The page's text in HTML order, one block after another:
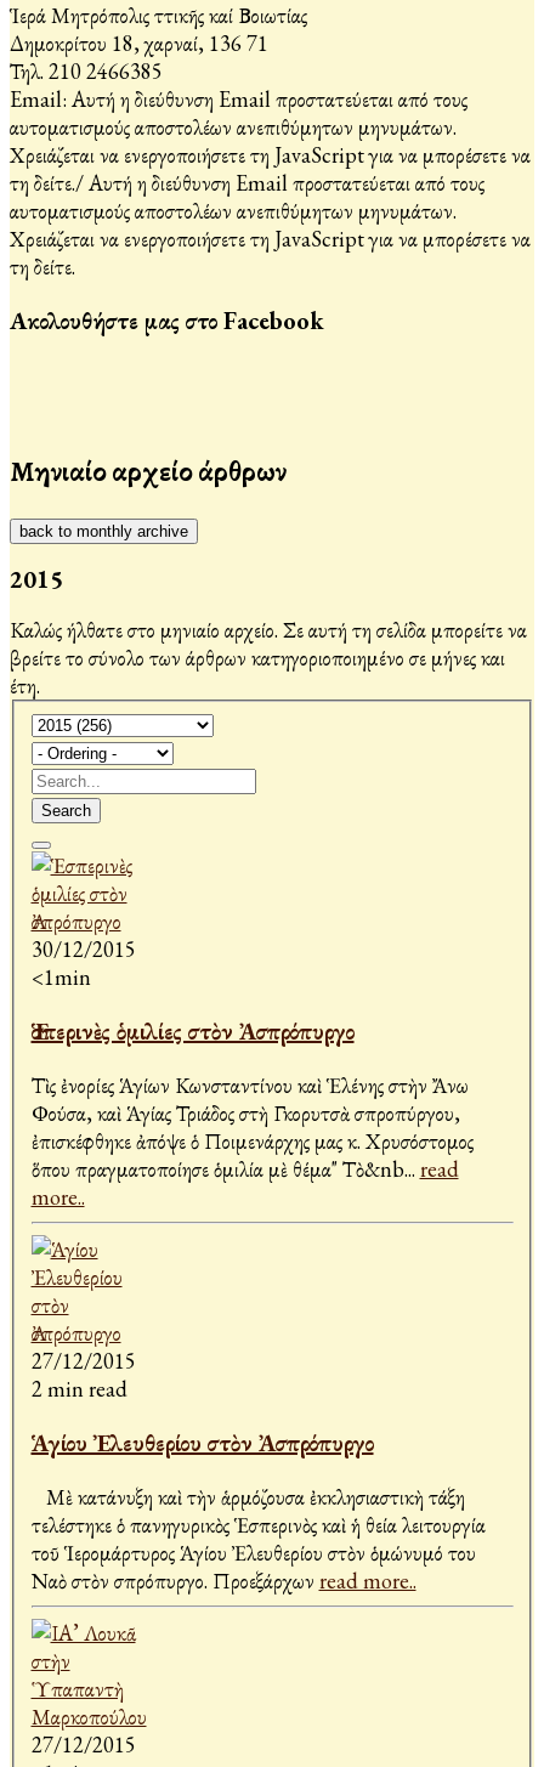
Ἱερά Μητρόπολις Ἀττικῆς καί Βοιωτίας
Δημοκρίτου 18, Ἀχαρναί, 136 71
Τηλ. 210 2466385
Email: Αυτή η διεύθυνση Email προστατεύεται από τους
αυτοματισμούς αποστολέων ανεπιθύμητων μηνυμάτων.
Χρειάζεται να ενεργοποιήσετε τη JavaScript για να μπορέσετε να
τη δείτε./Αυτή η διεύθυνση Email προστατεύεται από τους
αυτοματισμούς αποστολέων ανεπιθύμητων μηνυμάτων.
Χρειάζεται να ενεργοποιήσετε τη JavaScript για να μπορέσετε να
τη δείτε.
Ακολουθήστε μας στο Facebook
Μηνιαίο αρχείο άρθρων
back to monthly archive
2015
Καλώς ήλθατε στο μηνιαίο αρχείο. Σε αυτή τη σελίδα μπορείτε να
βρείτε το σύνολο των άρθρων κατηγοριοποιημένο σε μήνες και
έτη.
Search
30/12/2015
<1min
Ἑσπερινὲς ὁμιλίες στὸν Ἀσπρόπυργο
Τὶς ἐνορίες Ἁγίων Κωνσταντίνου καὶ Ἑλένης στὴν Ἄνω
Φούσα, καὶ Ἁγίας Τριάδος στὴ Γκορυτσὰ Ἀσπροπύργου,
ἐπισκέφθηκε ἀπόψε ὁ Ποιμενάρχης μας κ. Χρυσόστομος
ὅπου πραγματοποίησε ὁμιλία μὲ θέμα" Τὸ&nb... read
more..
27/12/2015
2 min read
Ἁγίου Ἐλευθερίου στὸν Ἀσπρόπυργο
Μὲ κατάνυξη καὶ τὴν ἁρμόζουσα ἐκκλησιαστικὴ τάξη
τελέστηκε ὁ πανηγυρικὸς Ἑσπερινὸς καὶ ἡ θεία λειτουργία
τοῦ Ἱερομάρτυρος Ἁγίου Ἐλευθερίου στὸν ὁμώνυμό του
Ναὸ στὸν Ἀσπρόπυργο. Προεξάρχων read more..
27/12/2015